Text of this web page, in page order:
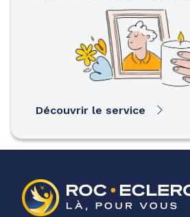
Découvrir le service